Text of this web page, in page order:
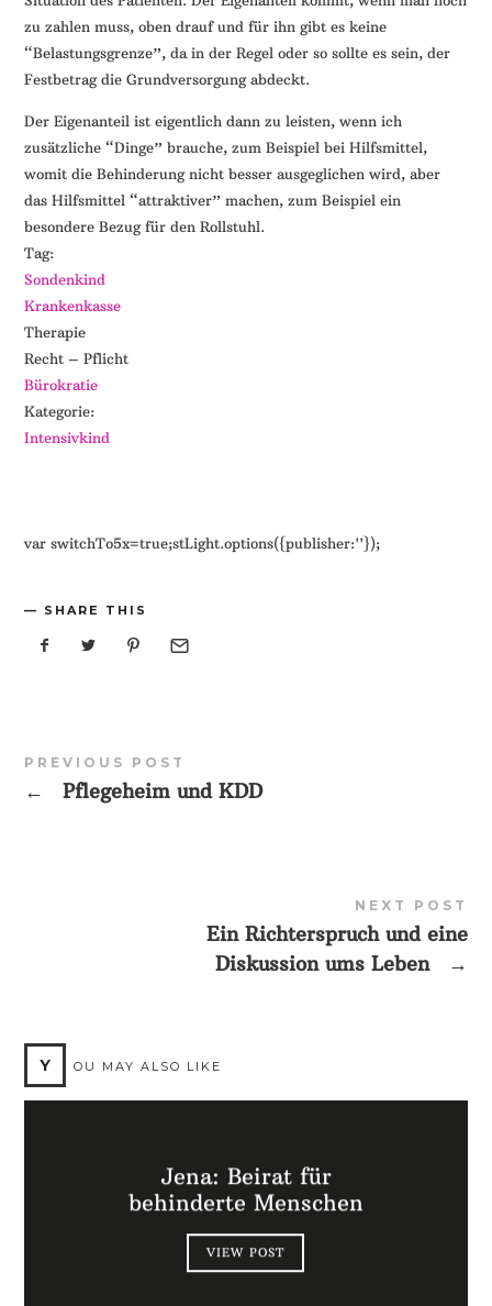
zu zahlen muss, oben drauf und für ihn gibt es keine
“Belastungsgrenze”, da in der Regel oder so sollte es sein, der
Festbetrag die Grundversorgung abdeckt.
Der Eigenanteil ist eigentlich dann zu leisten, wenn ich
zusätzliche “Dinge” brauche, zum Beispiel bei Hilfsmittel,
womit die Behinderung nicht besser ausgeglichen wird, aber
das Hilfsmittel “attraktiver” machen, zum Beispiel ein
besondere Bezug für den Rollstuhl.
Tag:
Sondenkind
Krankenkasse
Therapie
Recht – Pflicht
Bürokratie
Kategorie:
Intensivkind
var switchTo5x=true;stLight.options({publisher:''});
SHARE THIS
PREVIOUS POST
← Pflegeheim und KDD
NEXT POST
Ein Richterspruch und eine
Diskussion ums Leben
→
Y OU MAY ALSO LIKE
Jena: Beirat für
behinderte Menschen
VIEW POST